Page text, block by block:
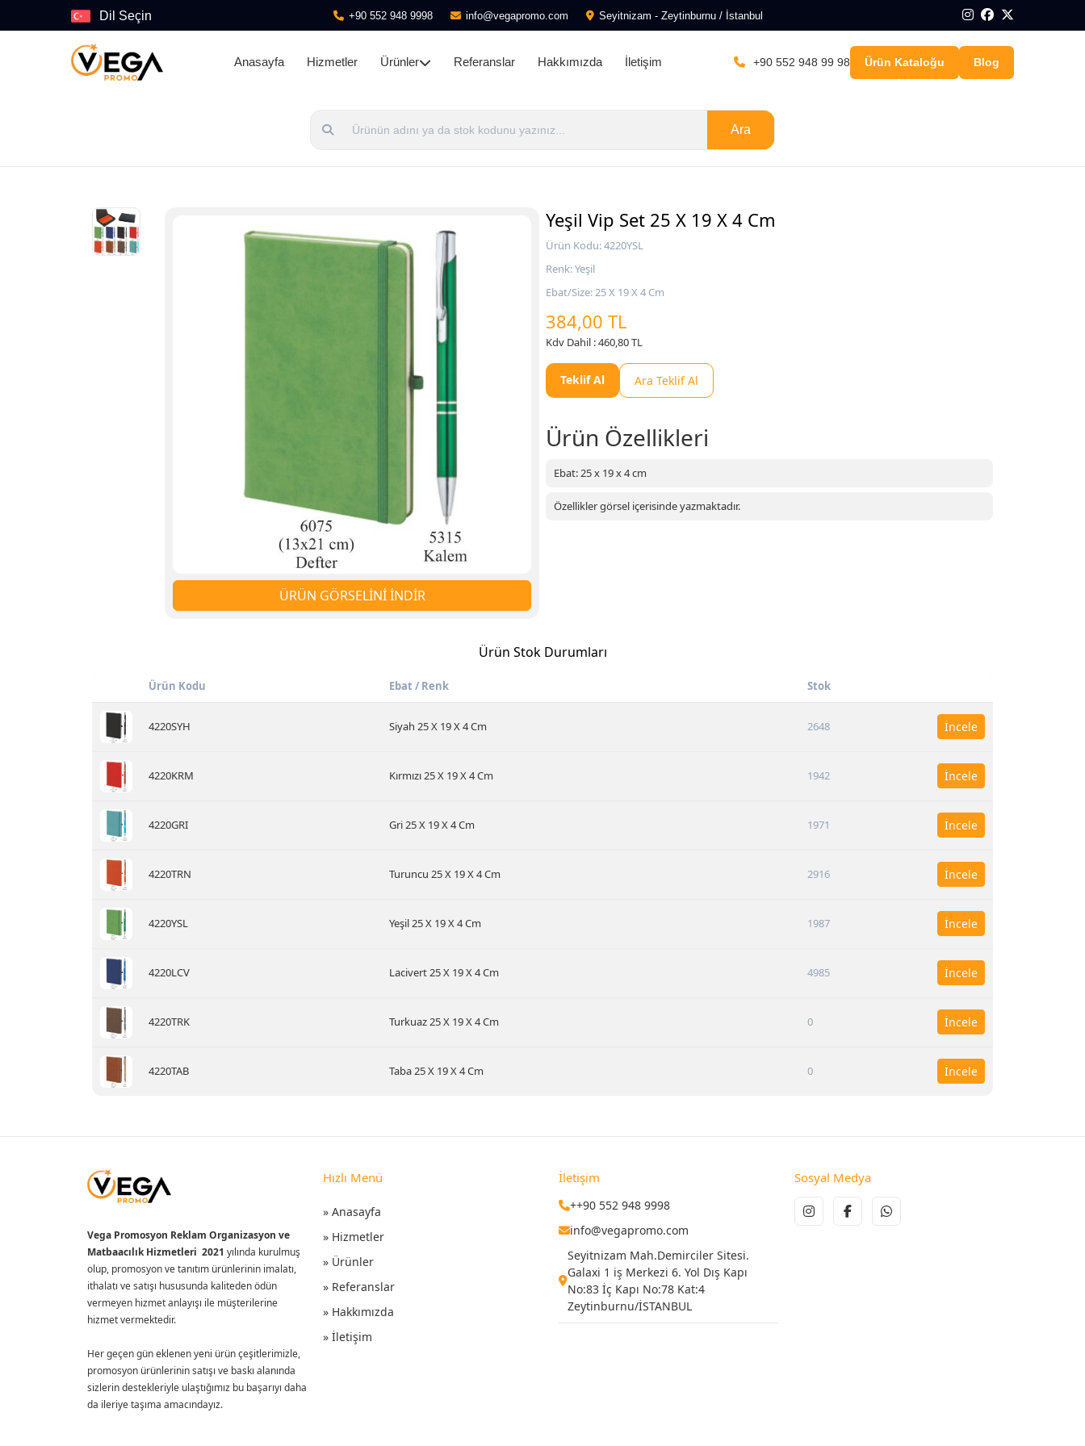
Dil Seçin +90 552 948 9998 info@vegapromo.com Seyitnizam - Zeytinburnu / İstanbul
Anasayfa Hizmetler Ürünler Referanslar Hakkımızda İletişim +90 552 948 99 98 Ürün Kataloğu Blog
Ara
ÜRÜN GÖRSELİNİ İNDİR
Yeşil Vip Set 25 X 19 X 4 Cm
Ürün Kodu: 4220YSL
Renk: Yeşil
Ebat/Size: 25 X 19 X 4 Cm
384,00 TL
Kdv Dahil : 460,80 TL
Teklif Al Ara Teklif Al
Ürün Özellikleri
Ebat: 25 x 19 x 4 cm
Özellikler görsel içerisinde yazmaktadır.
Ürün Stok Durumları
Ürün Kodu Ebat / Renk Stok
4220SYH Siyah 25 X 19 X 4 Cm 2648 İncele
4220KRM Kırmızı 25 X 19 X 4 Cm 1942 İncele
4220GRI Gri 25 X 19 X 4 Cm 1971 İncele
4220TRN Turuncu 25 X 19 X 4 Cm 2916 İncele
4220YSL Yeşil 25 X 19 X 4 Cm 1987 İncele
4220LCV Lacivert 25 X 19 X 4 Cm 4985 İncele
4220TRK Turkuaz 25 X 19 X 4 Cm 0 İncele
4220TAB Taba 25 X 19 X 4 Cm 0 İncele
Vega Promosyon Reklam Organizasyon ve
Matbaacılık Hizmetleri 2021 yılında kurulmuş
olup, promosyon ve tanıtım ürünlerinin imalatı,
ithalatı ve satışı hususunda kaliteden ödün
vermeyen hizmet anlayışı ile müşterilerine
hizmet vermektedir.
Her geçen gün eklenen yeni ürün çeşitlerimizle,
promosyon ürünlerinin satışı ve baskı alanında
sizlerin destekleriyle ulaştığımız bu başarıyı daha
da ileriye taşıma amacındayız.
Hızlı Menü
» Anasayfa
» Hizmetler
» Ürünler
» Referanslar
» Hakkımızda
» İletişim
İletişim
++90 552 948 9998
info@vegapromo.com
Seyitnizam Mah.Demirciler Sitesi.
Galaxi 1 iş Merkezi 6. Yol Dış Kapı
No:83 İç Kapı No:78 Kat:4
Zeytinburnu/İSTANBUL
Sosyal Medya